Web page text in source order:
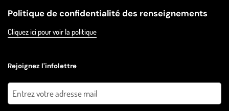
Politique de confidentialité des renseignements
Cliquez ici pour voir la politique
Rejoignez l'infolettre